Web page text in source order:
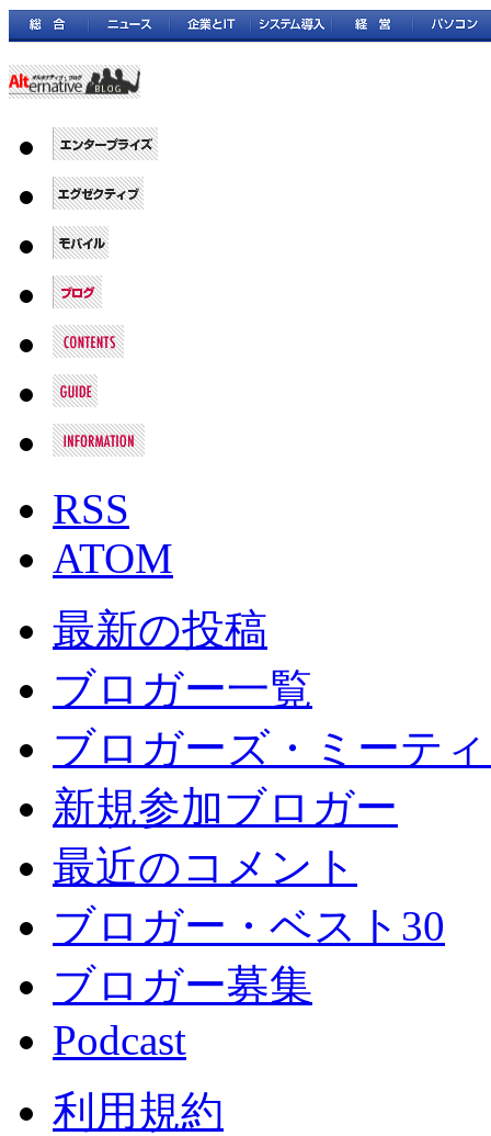
RSS
ATOM
最新の投稿
ブロガー一覧
ブロガーズ・ミーテ
新規参加ブロガー
最近のコメント
ブロガー・ベスト30
ブロガー募集
Podcast
利用規約